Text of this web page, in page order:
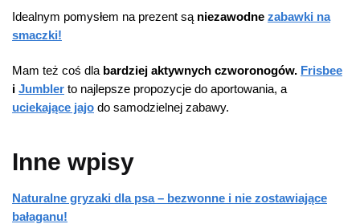
Idealnym pomysłem na prezent są niezawodne zabawki na
smaczki!
Mam też coś dla bardziej aktywnych czworonogów. Frisbee
i Jumbler to najlepsze propozycje do aportowania, a
uciekające jajo do samodzielnej zabawy.
Inne wpisy
Naturalne gryzaki dla psa – bezwonne i nie zostawiające
bałaganu!